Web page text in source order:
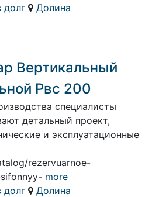
долг
Долина
Вертикальный
Рвс 200
специалисты
детальный проект,
и эксплуатационные
rezervuarnoe-
more
долг
Долина